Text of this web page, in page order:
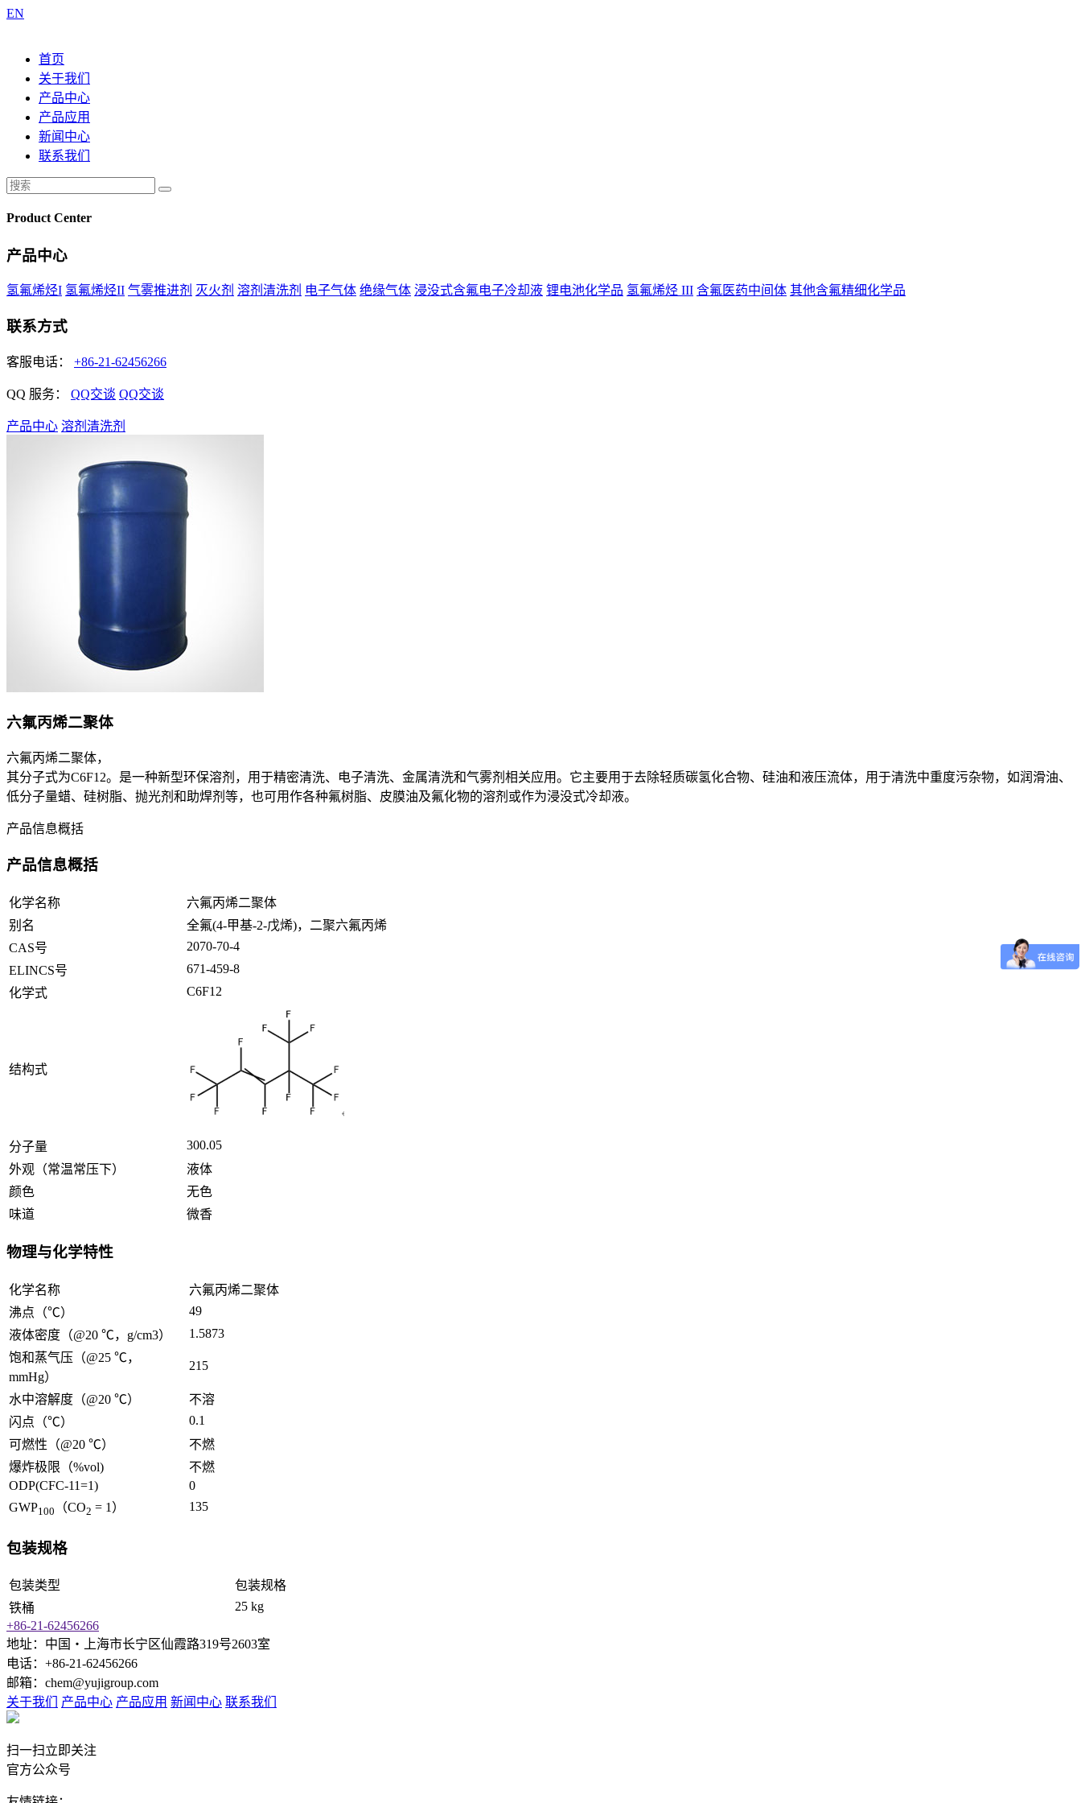
EN
首页
关于我们
产品中心
产品应用
新闻中心
联系我们
Product Center
产品中心
氢氟烯烃I 氢氟烯烃II 气雾推进剂 灭火剂 溶剂清洗剂 电子气体 绝缘气体 浸没式含氟电子冷却液 锂电池化学品 氢氟烯烃 III 含氟医药中间体 其他含氟精细化学品
联系方式
客服电话： +86-21-62456266
QQ 服务： QQ交谈 QQ交谈
产品中心 溶剂清洗剂
六氟丙烯二聚体
六氟丙烯二聚体，
其分子式为C6F12。是一种新型环保溶剂，用于精密清洗、电子清洗、金属清洗和气雾剂相关应用。它主要用于去除轻质碳氢化合物、硅油和液压流体，用于清洗中重度污杂物，如润滑油、
低分子量蜡、硅树脂、抛光剂和助焊剂等，也可用作各种氟树脂、皮膜油及氟化物的溶剂或作为浸没式冷却液。
产品信息概括
产品信息概括
化学名称
六氟丙烯二聚体
别名
全氟(4-甲基-2-戊烯)，二聚六氟丙烯
CAS号
2070-70-4
ELINCS号
671-459-8
化学式
C6F12
结构式
分子量
300.05
外观（常温常压下）
液体
颜色
无色
味道
微香
物理与化学特性
化学名称
六氟丙烯二聚体
沸点（℃）
49
液体密度（@20 ℃，g/cm3）
1.5873
饱和蒸气压（@25 ℃，
mmHg）
215
水中溶解度（@20 ℃）
不溶
闪点（℃）
0.1
可燃性（@20 ℃）
不燃
爆炸极限（%vol)
不燃
ODP(CFC-11=1)
0
GWP100 （CO2 = 1） 135
包装规格
包装类型
包装规格
铁桶
25 kg
+86-21-62456266
地址：中国‧上海市长宁区仙霞路319号2603室
电话：+86-21-62456266
邮箱：chem@yujigroup.com
关于我们
产品中心 产品应用 新闻中心 联系我们
扫一扫立即关注
官方公众号